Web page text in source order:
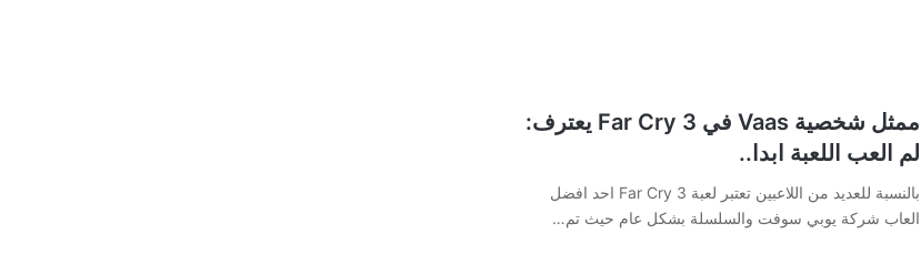
ممثل شخصية Vaas في Far Cry 3 يعترف:
لم العب اللعبة ابدا..
بالنسبة للعديد من اللاعبين تعتبر لعبة Far Cry 3 احد افضل
العاب شركة يوبي سوفت والسلسلة بشكل عام حيث تم…